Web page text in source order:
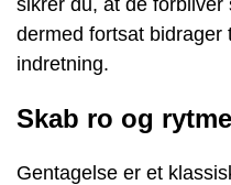
sikrer du, at de
dermed fortsat bidrager
indretning.
Skab ro og
Gentagelse er et